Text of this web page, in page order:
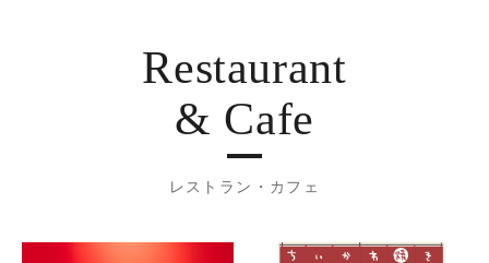
Restaurant
& Cafe
レストラン・カフェ